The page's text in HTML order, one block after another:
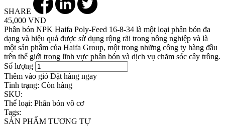
SHARE
45,000 VND
Phân bón NPK Haifa Poly-Feed 16-8-34 là một loại phân bón đa
dạng và hiệu quả được sử dụng rộng rãi trong nông nghiệp và là
một sản phẩm của Haifa Group, một trong những công ty hàng đầu
trên thế giới trong lĩnh vực phân bón và dịch vụ chăm sóc cây trồng.
Số lượng
Thêm vào giỏ Đặt hàng ngay
Tình trạng: Còn hàng
SKU:
Thể loại: Phân bón vô cơ
Tags:
SẢN PHẨM TƯƠNG TỰ